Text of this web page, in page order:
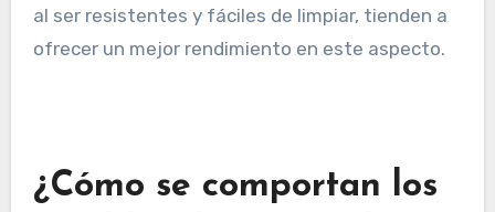
al ser resistentes y fáciles de limpiar, tienden a
ofrecer un mejor rendimiento en este aspecto.
¿Cómo se comportan los